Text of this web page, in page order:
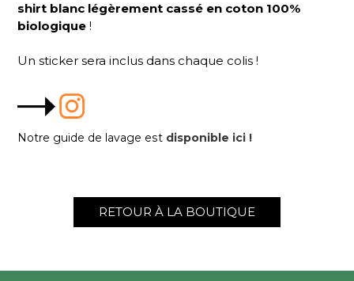
shirt blanc légèrement cassé en coton 100%
biologique !
Un sticker sera inclus dans chaque colis !
Notre guide de lavage est disponible ici !
RETOUR À LA BOUTIQUE